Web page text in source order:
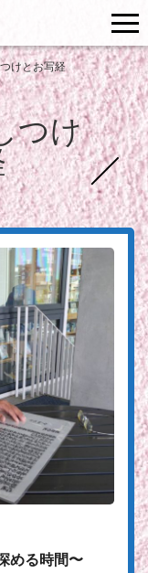
けとお写経
つけ
める時間〜